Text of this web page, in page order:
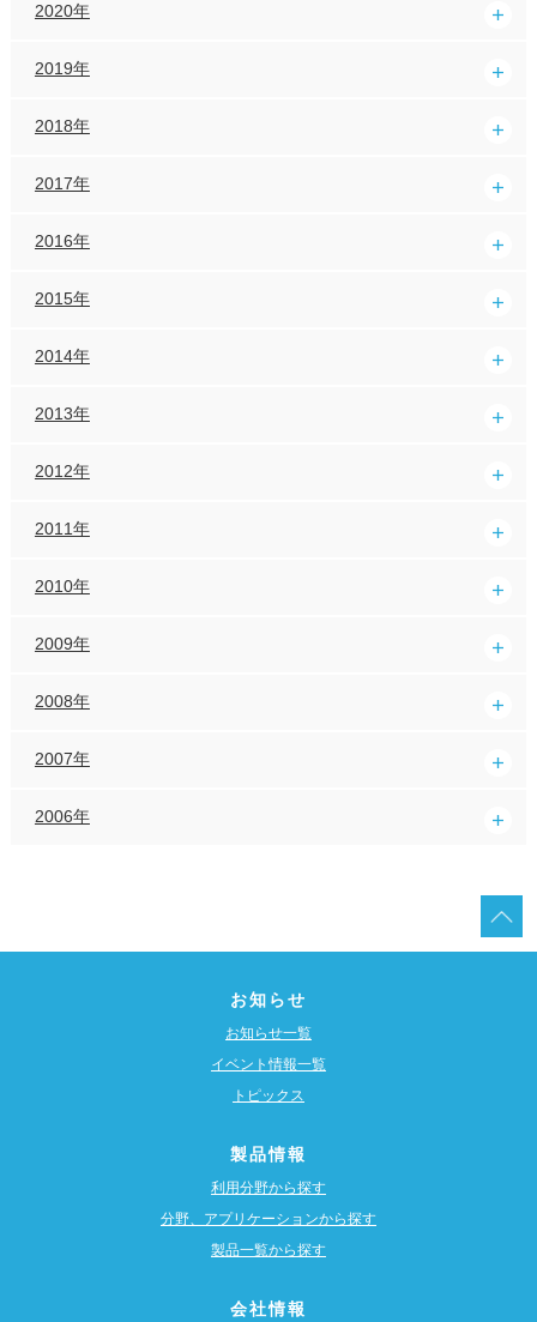
2020年
2019年
2018年
2017年
2016年
2015年
2014年
2013年
2012年
2011年
2010年
2009年
2008年
2007年
2006年
お知らせ
お知らせ一覧
イベント情報一覧
トピックス
製品情報
利用分野から探す
分野、アプリケーションから探す
製品一覧から探す
会社情報